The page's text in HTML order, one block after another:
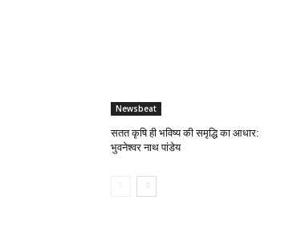
Newsbeat
सतत कृषि ही भविष्य की समृद्धि का आधार:
भुवनेश्वर नाथ पांडेय